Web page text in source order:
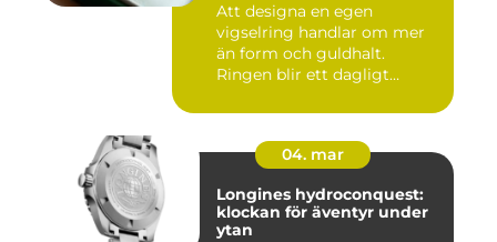
Att designa en egen
vigselring handlar om mer
än form och guldhalt.
Ringen blir ett dagligt
04. mar
Longines hydroconquest:
klockan för äventyr under
ytan